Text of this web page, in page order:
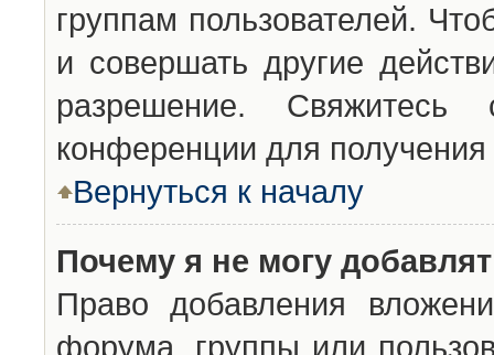
группам пользователей.
и совершать другие
разрешение. Свяжитесь
конференции для получения
Вернуться к началу
Почему я не могу
Право добавления
форума, группы или